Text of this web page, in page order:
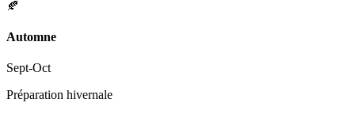
🍂
Automne
Sept-Oct
Préparation hivernale